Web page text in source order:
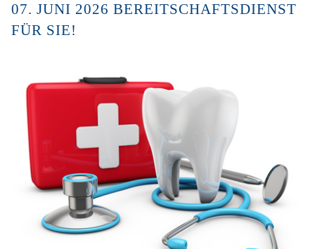
07. JUNI 2026 BEREITSCHAFTSDIENST
FÜR SIE!